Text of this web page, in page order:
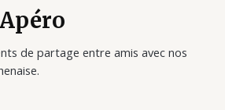
de partage entre amis avec nos